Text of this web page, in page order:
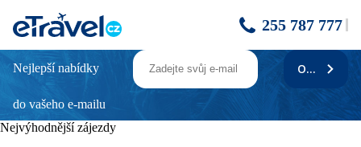
255 787 777
Nejlepší nabídky
do vašeho e-mailu
ODEBÍRAT
Nejvýhodnější zájezdy